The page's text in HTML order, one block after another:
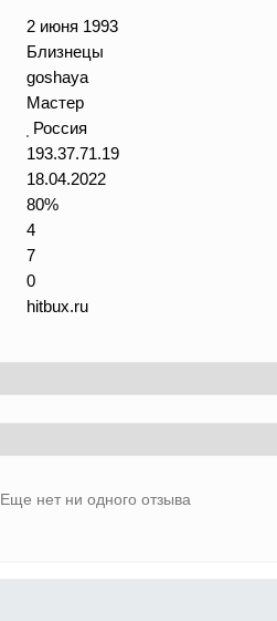
2 июня 1993
Близнецы
goshaya
Мастер
Россия
193.37.71.19
18.04.2022
80%
4
7
0
hitbux.ru
Еще нет ни одного отзыва